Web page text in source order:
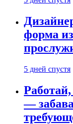
форма
5 дней спустя
—